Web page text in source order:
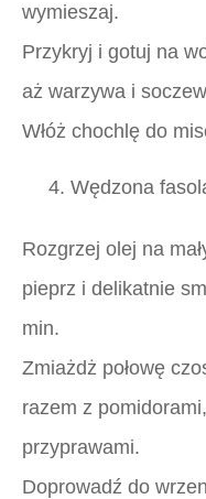
wymieszaj.
Przykryj i gotuj na
aż warzywa i
Włóż chochlę do
4. Wędzona
Rozgrzej olej na
pieprz i delikatnie
min.
Zmiażdż połowę
razem z
przyprawami.
Doprowadź do